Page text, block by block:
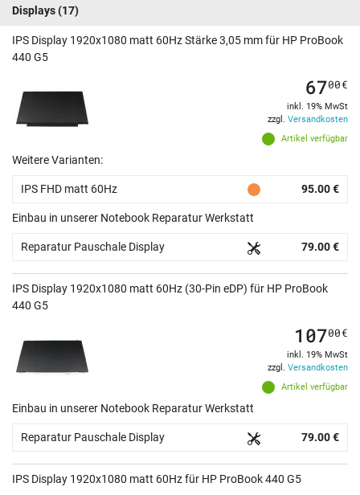
Displays(17)
IPS Display 1920x1080 matt 60Hz Stärke 3,05 mm für HP ProBook
440 G5
Artikel verfügbar
6700€
inkl. 19% MwSt
zzgl. Versandkosten
Weitere Varianten:
IPS FHD matt 60Hz 95.00 €
Einbau in unserer Notebook Reparatur Werkstatt
Reparatur Pauschale Display 79.00 €
IPS Display 1920x1080 matt 60Hz (30-Pin eDP) für HP ProBook
440 G5
Artikel verfügbar
10700€
inkl. 19% MwSt
zzgl. Versandkosten
Einbau in unserer Notebook Reparatur Werkstatt
Reparatur Pauschale Display 79.00 €
IPS Display 1920x1080 matt 60Hz für HP ProBook 440 G5